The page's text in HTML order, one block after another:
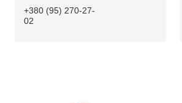
+380 (95) 270-27-
02